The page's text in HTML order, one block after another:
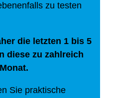
zu testen
die letzten 1 bis 5
diese zu zahlreich
Sie praktische